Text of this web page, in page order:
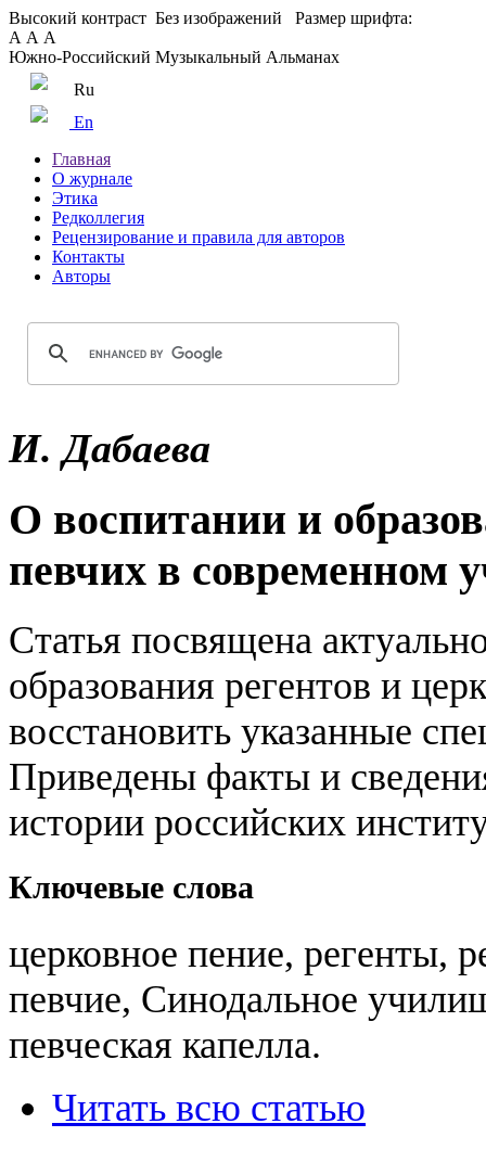
Высокий контраст Без изображений
Размер шрифта:
А А А
Южно-Российский Музыкальный Альманах
Ru
En
Главная
О журнале
Этика
Редколлегия
Рецензирование и правила для авторов
Контакты
Авторы
И. Дабаева
О воспитании и
певчих в современном
Статья посвящена
образования регентов и
восстановить указанные
Приведены факты и
истории российских
Ключевые слова
церковное пение, регенты,
певчие, Синодальное
певческая капелла.
Читать всю статью